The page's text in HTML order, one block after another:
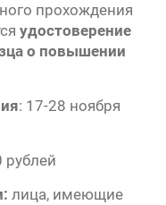
прохождения
удостоверение
о повышении
: 17-28 ноября
рублей
лица, имеющие